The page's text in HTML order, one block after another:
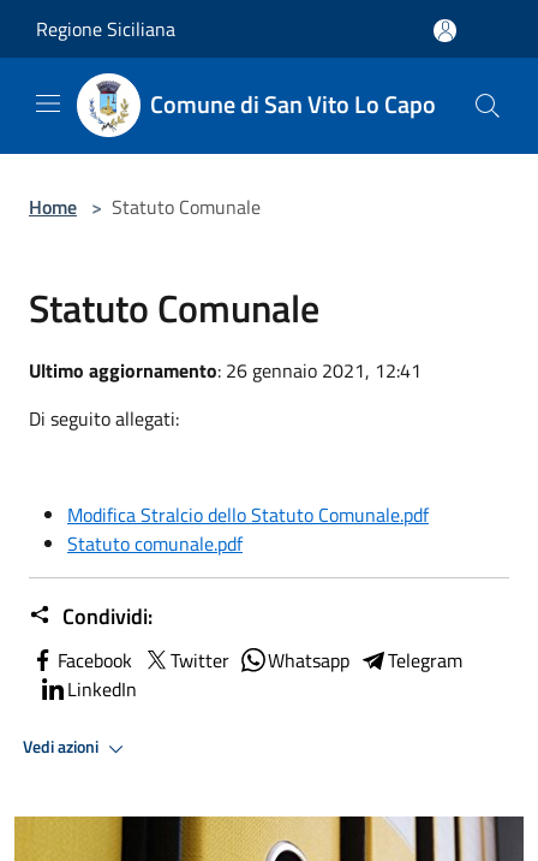
Regione Siciliana
Comune di San Vito Lo Capo
Home > Statuto Comunale
Statuto Comunale
Ultimo aggiornamento: 26 gennaio 2021, 12:41
Di seguito allegati:
Modifica Stralcio dello Statuto Comunale.pdf
Statuto comunale.pdf
Condividi:
Facebook Twitter Whatsapp
Telegram
LinkedIn
Vedi azioni